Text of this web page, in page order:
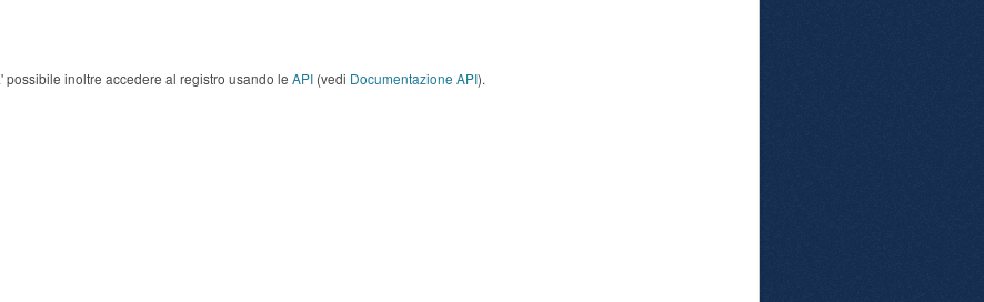
possibile inoltre accedere al registro usando le API (vedi Documentazione API).